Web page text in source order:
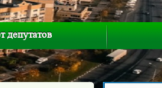
депутатов